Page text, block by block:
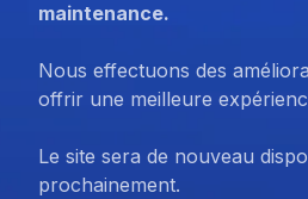
maintenance.
Nous effectuons des
offrir une meilleure
Le site sera de nouveau
prochainement.